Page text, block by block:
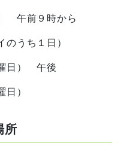
午前９時から
のうち１日）
日） 午後
）
所